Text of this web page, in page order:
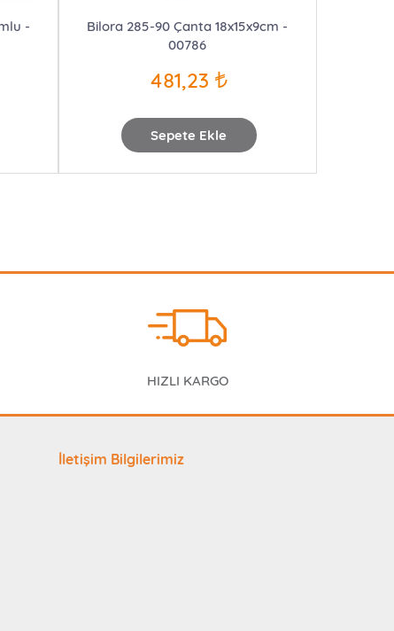
-
Sepete Ekle
Bilora 285-90 Çanta 18x15x9cm -
00786
481,23
HIZLI KARGO
İletişim Bilgilerimiz